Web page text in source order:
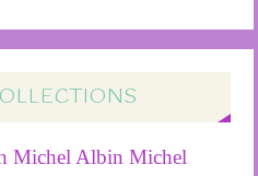
Michel Albin Michel